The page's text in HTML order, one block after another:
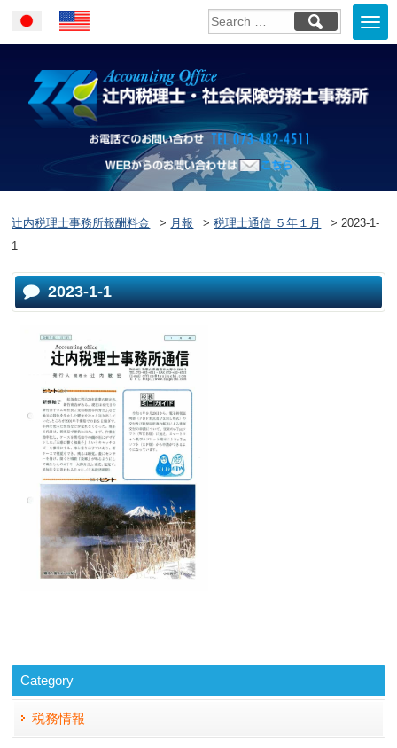
JapaneseEnglish
お電話でのお
WEBからのお問い合わせはこ
辻内税理士事務所報酬料金 > 月報 >税理士通信 ５年１月 >2023-1-
1
2023-1-1
Category
税務情報